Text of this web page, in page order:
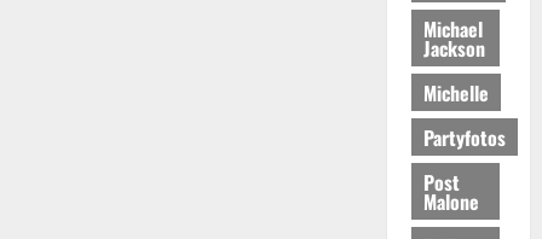
Michael
Jackson
Michelle
Partyfotos
Post
Malone